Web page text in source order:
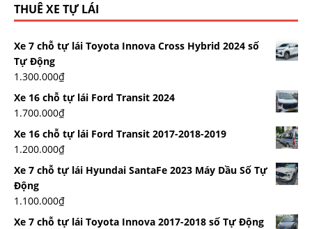
THUÊ XE TỰ LÁI
Xe 7 chỗ tự lái Toyota Innova Cross Hybrid 2024 số
Tự Động
1.300.000₫
Xe 16 chỗ tự lái Ford Transit 2024
1.700.000₫
Xe 16 chỗ tự lái Ford Transit 2017-2018-2019
1.200.000₫
Xe 7 chỗ tự lái Hyundai SantaFe 2023 Máy Dầu Số Tự
Động
1.100.000₫
Xe 7 chỗ tự lái Toyota Innova 2017-2018 số Tự Động